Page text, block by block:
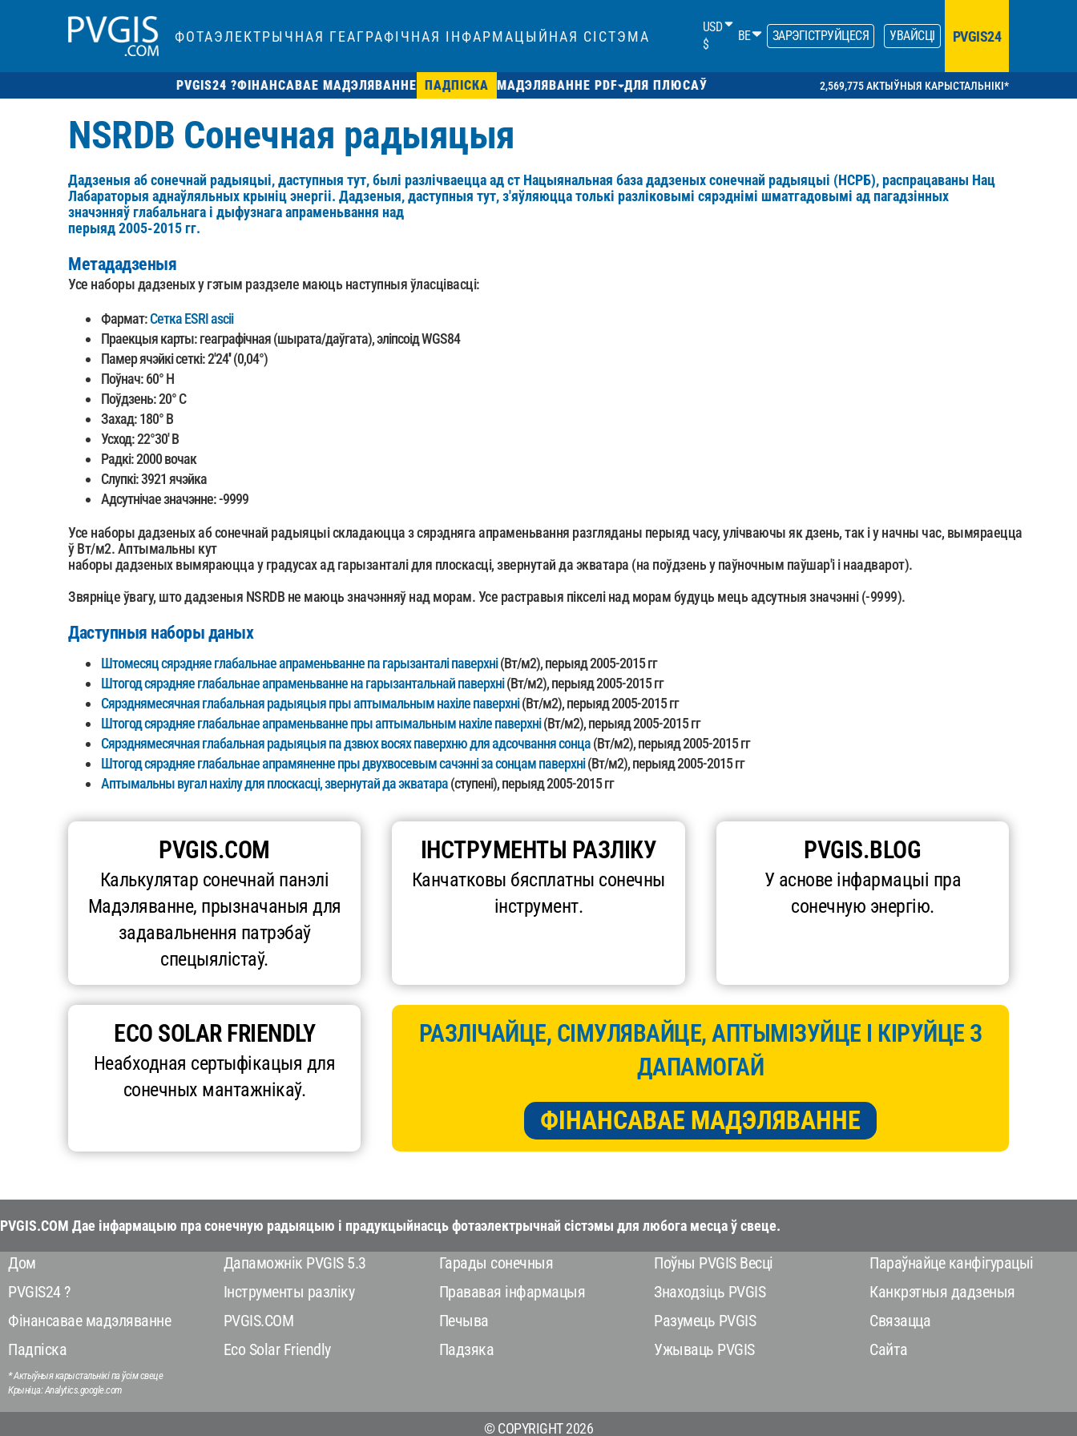
ФОТАЭЛЕКТРЫЧНАЯ ГЕАГРАФІЧНАЯ ІНФАРМАЦЫЙНАЯ СІСТЭМА
USD
$
BE ЗАРЭГІСТРУЙЦЕСЯ УВАЙСЦІ PVGIS24
PVGIS24 ?ФІНАНСАВАЕ МАДЭЛЯВАННЕ ПАДПІСКА МАДЭЛЯВАННЕ PDF ДЛЯ ПЛЮСАЎ 2,569,775 АКТЫЎНЫЯ КАРЫСТАЛЬНІКІ*
NSRDB Сонечная радыяцыя
Дадзеныя аб сонечнай радыяцыі, даступныя тут, былі разлічваецца ад ст Нацыянальная база дадзеных сонечнай радыяцыі (НСРБ), распрацаваны Нац
Лабараторыя аднаўляльных крыніц энергіі. Дадзеныя, даступныя тут, з'яўляюцца толькі разліковымі сярэднімі шматгадовымі ад пагадзінных
значэнняў глабальнага і дыфузнага апраменьвання над
перыяд 2005-2015 гг.
Метададзеныя
Усе наборы дадзеных у гэтым раздзеле маюць наступныя ўласцівасці:
Фармат:Сетка ESRI ascii
Праекцыя карты: геаграфічная (шырата/даўгата), эліпсоід WGS84
Памер ячэйкі сеткі: 2'24'' (0,04°)
Поўнач: 60° Н
Поўдзень: 20° С
Захад: 180° В
Усход: 22°30' В
Радкі: 2000 вочак
Слупкі: 3921 ячэйка
Адсутнічае значэнне: -9999
Усе наборы дадзеных аб сонечнай радыяцыі складаюцца з сярэдняга апраменьвання разгляданы перыяд часу, улічваючы як дзень, так і у начны час, вымяраецца
ў Вт/м2. Аптымальны кут
наборы дадзеных вымяраюцца у градусах ад гарызанталі для плоскасці, звернутай да экватара (на поўдзень у паўночным паўшар'і і наадварот).
Звярніце ўвагу, што дадзеныя NSRDB не маюць значэнняў над морам. Усе растравыя пікселі над морам будуць мець адсутныя значэнні (-9999).
Даступныя наборы даных
Штомесяц сярэдняе глабальнае апраменьванне па гарызанталі паверхні(Вт/м2), перыяд 2005-2015 гг
Штогод сярэдняе глабальнае апраменьванне на гарызантальнай паверхні(Вт/м2), перыяд 2005-2015 гг
Сярэднямесячная глабальная радыяцыя пры аптымальным нахіле паверхні(Вт/м2), перыяд 2005-2015 гг
Штогод сярэдняе глабальнае апраменьванне пры аптымальным нахіле паверхні(Вт/м2), перыяд 2005-2015 гг
Сярэднямесячная глабальная радыяцыя па дзвюх восях паверхню для адсочвання сонца(Вт/м2), перыяд 2005-2015 гг
Штогод сярэдняе глабальнае апрамяненне пры двухвосевым сачэнні за сонцам паверхні(Вт/м2), перыяд 2005-2015 гг
Аптымальны вугал нахілу для плоскасці, звернутай да экватара(ступені), перыяд 2005-2015 гг
PVGIS.COM
Калькулятар сонечнай панэлі
Мадэляванне, прызначаныя для
задавальнення патрэбаў
спецыялістаў.
ІНСТРУМЕНТЫ РАЗЛІКУ
Канчатковы бясплатны сонечны
інструмент.
PVGIS.BLOG
У аснове інфармацыі пра
сонечную энергію.
ECO SOLAR FRIENDLY
Неабходная сертыфікацыя для
сонечных мантажнікаў.
РАЗЛІЧАЙЦЕ, СІМУЛЯВАЙЦЕ, АПТЫМІЗУЙЦЕ І КІРУЙЦЕ З
ДАПАМОГАЙ
ФІНАНСАВАЕ МАДЭЛЯВАННЕ
PVGIS.COM Дае інфармацыю пра сонечную радыяцыю і прадукцыйнасць фотаэлектрычнай сістэмы для любога месца ў свеце.
Дом
PVGIS24 ?
Фінансавае мадэляванне
Падпіска
Дапаможнік PVGIS 5.3
Інструменты разліку
PVGIS.COM
Eco Solar Friendly
Гарады сонечныя
Прававая інфармацыя
Печыва
Падзяка
Поўны PVGIS Весці
Знаходзіць PVGIS
Разумець PVGIS
Ужываць PVGIS
Параўнайце канфігурацыі
Канкрэтныя дадзеныя
Связацца
Сайта
* Актыўныя карыстальнікі па ўсім свеце
Крыніца: Analytics.google.com
© COPYRIGHT 2026